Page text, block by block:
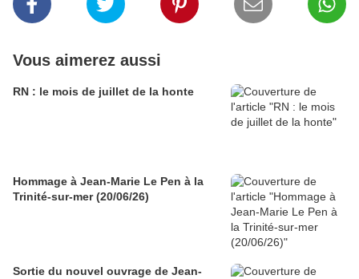
Vous aimerez aussi
RN : le mois de juillet de la honte
Hommage à Jean-Marie Le Pen à la
Trinité-sur-mer (20/06/26)
Sortie du nouvel ouvrage de Jean-